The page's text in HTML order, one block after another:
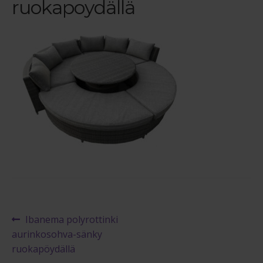
Palautuslomake
Blogi
ruokapoydällä
Artikkelien
selaus
Edellinen
artikkeli
Ibanema polyrottinki
aurinkosohva-sänky
ruokapöydällä